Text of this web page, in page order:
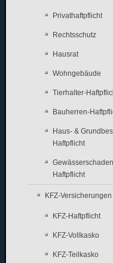
Privathaftpflicht
Rechtsschutz
Hausrat
Wohngebäude
Tierhalter-
Bauherren-
Haus- &
Haftpflicht
Haftpflicht
KFZ-Versicherungen
KFZ-Haftpflicht
KFZ-Vollkasko
KFZ-Teilkasko